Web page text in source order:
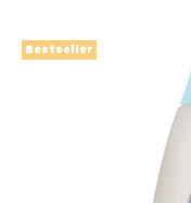
Bestseller